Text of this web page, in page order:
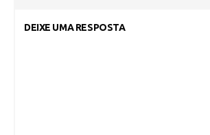
DEIXE UMA RESPOSTA